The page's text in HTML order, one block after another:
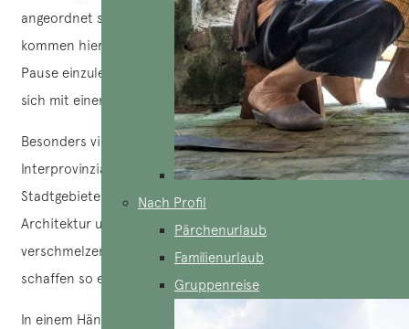
Nach Profil
Pärchenurlaub
Familienurlaub
Gruppenreise
angeordnet sind. Die Gäste, oft Rucksacktouristen,
kommen hierher, um während einer langen Fahrt eine
Pause einzulegen, sich in eine Hängematte zu legen und
sich mit einem Getränk zu erfrischen.
Besonders viele Hängemattencafés gibt es an den großen
Interprovinzialstraßen, aber auch am Rande von
Stadtgebieten und an Landstraßen sind sie zu finden. Die
Architektur und Dekoration der Hängemattencafés
verschmelzen gekonnt Tradition und Moderne und
schaffen so einen einladenden und authentischen Raum.
In einem Hängemattencafé zu sitzen ist viel mehr als nur